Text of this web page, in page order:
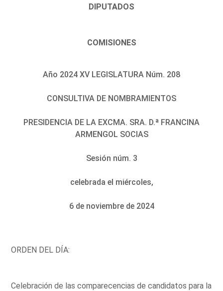
DIPUTADOS
COMISIONES
Año 2024 XV LEGISLATURA Núm. 208
CONSULTIVA DE NOMBRAMIENTOS
PRESIDENCIA DE LA EXCMA. SRA. D.ª FRANCINA
ARMENGOL SOCIAS
Sesión núm. 3
celebrada el miércoles,
6 de noviembre de 2024
ORDEN DEL DÍA:
Celebración de las comparecencias de candidatos para la